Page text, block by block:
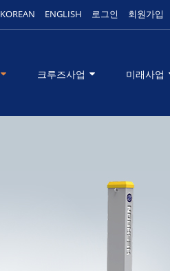
KOREAN ENGLISH 로그인 회원가입
크루즈사업 미래사업